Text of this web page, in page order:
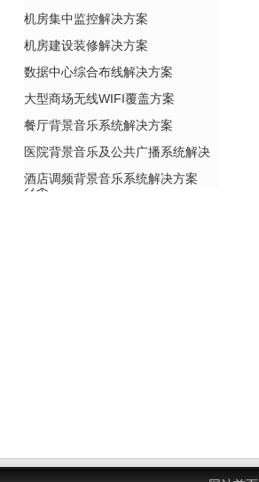
机房集中监控解决方案
机房建设装修解决方案
数据中心综合布线解决方案
大型商场无线WIFI覆盖方案
餐厅背景音乐系统解决方案
医院背景音乐及公共广播系统解决
方案
酒店调频背景音乐系统解决方案